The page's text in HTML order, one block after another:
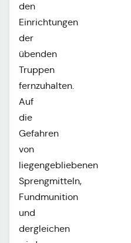
den
Einrichtungen
der
übenden
Truppen
fernzuhalten.
Auf
die
Gefahren
von
liegengebliebenen
Sprengmitteln,
Fundmunition
und
dergleichen